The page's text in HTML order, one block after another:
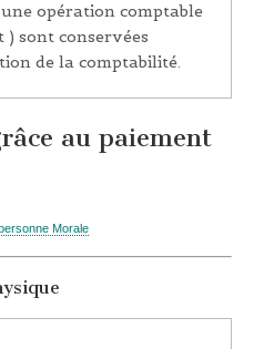
opération comptable
) sont conservées
de la comptabilité.
au paiement
Morale